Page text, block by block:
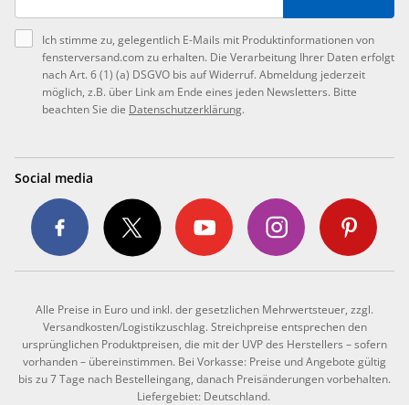
Ich stimme zu, gelegentlich E-Mails mit Produktinformationen von
fensterversand.com zu erhalten. Die Verarbeitung Ihrer Daten erfolgt
nach Art. 6 (1) (a) DSGVO bis auf Widerruf. Abmeldung jederzeit
möglich, z.B. über Link am Ende eines jeden Newsletters. Bitte
beachten Sie die Datenschutzerklärung.
Social media
Alle Preise in Euro und inkl. der gesetzlichen Mehrwertsteuer, zzgl.
Versandkosten/Logistikzuschlag. Streichpreise entsprechen den
ursprünglichen Produktpreisen, die mit der UVP des Herstellers – sofern
vorhanden – übereinstimmen. Bei Vorkasse: Preise und Angebote gültig
bis zu 7 Tage nach Bestelleingang, danach Preisänderungen vorbehalten.
Liefergebiet: Deutschland.